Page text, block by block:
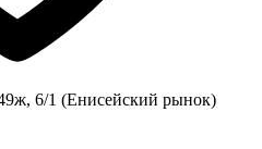
6/1 (Енисейский рынок)